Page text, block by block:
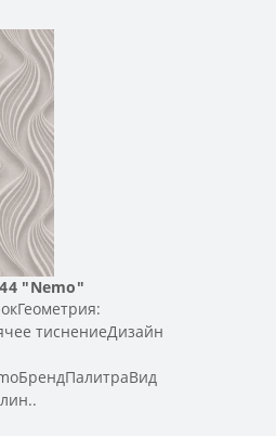
"Nemo"
тиснениеДизайн